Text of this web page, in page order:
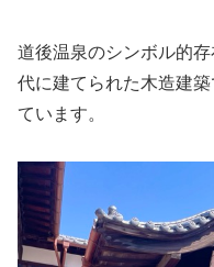
道後温泉のシンボル的
代に建てられた木造建
ています。